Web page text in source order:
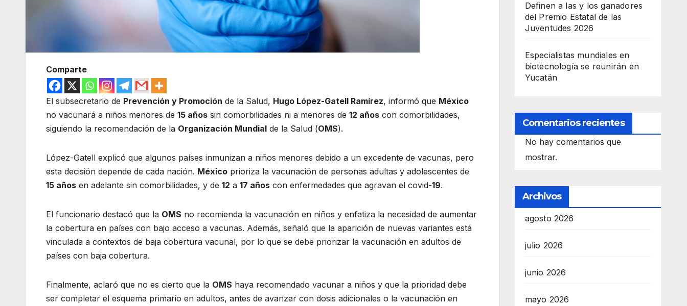
Comparte
El subsecretario de Prevención y Promoción de la Salud, Hugo López-Gatell Ramírez, informó que México
no vacunará a niños menores de 15 años sin comorbilidades ni a menores de 12 años con comorbilidades,
siguiendo la recomendación de la Organización Mundial de la Salud (OMS).
López-Gatell explicó que algunos países inmunizan a niños menores debido a un excedente de vacunas, pero
esta decisión depende de cada nación. México prioriza la vacunación de personas adultas y adolescentes de
15 años en adelante sin comorbilidades, y de 12 a 17 años con enfermedades que agravan el covid-19.
El funcionario destacó que la OMS no recomienda la vacunación en niños y enfatiza la necesidad de aumentar
la cobertura en países con bajo acceso a vacunas. Además, señaló que la aparición de nuevas variantes está
vinculada a contextos de baja cobertura vacunal, por lo que se debe priorizar la vacunación en adultos de
países con baja cobertura.
Finalmente, aclaró que no es cierto que la OMS haya recomendado vacunar a niños y que la prioridad debe
ser completar el esquema primario en adultos, antes de avanzar con dosis adicionales o la vacunación en
Definen a las y los ganadores
del Premio Estatal de las
Juventudes 2026
Especialistas mundiales en
biotecnología se reunirán en
Yucatán
Comentarios recientes
No hay comentarios que
mostrar.
Archivos
agosto 2026
julio 2026
junio 2026
mayo 2026